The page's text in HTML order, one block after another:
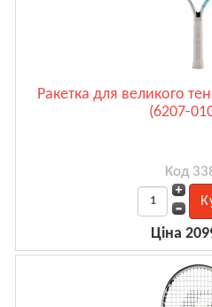
Ракетка для великого
(6207-
Код
Ціна